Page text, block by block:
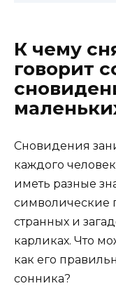
К чему
говорит
Сновидения
каждого
иметь разные
символические
странных и
карликах. Что
как его
сонника?